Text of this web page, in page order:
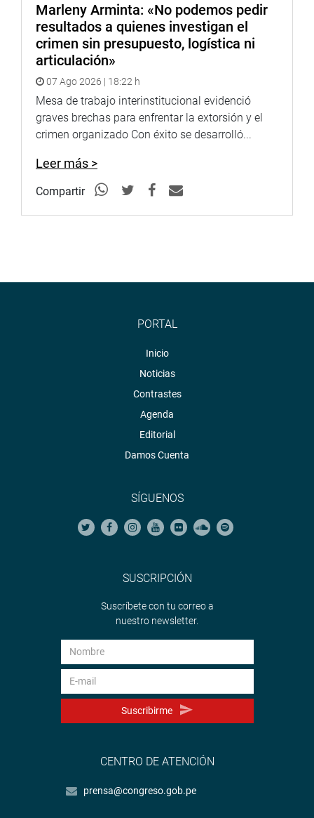
Marleny Arminta: «No podemos pedir
resultados a quienes investigan el
crimen sin presupuesto, logística ni
articulación»
07 Ago 2026 | 18:22 h
Mesa de trabajo interinstitucional evidenció
graves brechas para enfrentar la extorsión y el
crimen organizado Con éxito se desarrolló...
Leer más >
Compartir
PORTAL
Inicio
Noticias
Contrastes
Agenda
Editorial
Damos Cuenta
SÍGUENOS
SUSCRIPCIÓN
Suscríbete con tu correo a
nuestro newsletter.
Suscribirme
CENTRO DE ATENCIÓN
prensa@congreso.gob.pe